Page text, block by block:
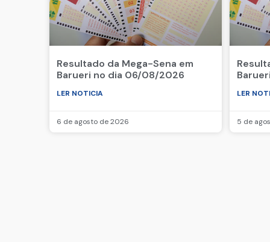
Resultado da Mega-Sena em
Barueri no dia 06/08/2026
LER NOTICIA
6 de agosto de 2026
LER
5 de